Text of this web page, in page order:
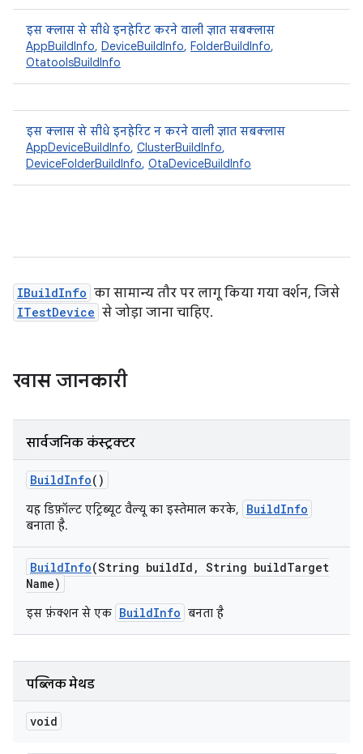
इस क्लास से सीधे इनहेरिट करने वाली ज्ञात सबक्लास
AppBuildInfo, DeviceBuildInfo, FolderBuildInfo,
OtatoolsBuildInfo
इस क्लास से सीधे इनहेरिट न करने वाली ज्ञात सबक्लास
AppDeviceBuildInfo, ClusterBuildInfo,
DeviceFolderBuildInfo, OtaDeviceBuildInfo
IBuildInfo का सामान्य तौर पर लागू किया गया वर्शन, जिसे
ITestDevice से जोड़ा जाना चाहिए.
खास जानकारी
सार्वजनिक कंस्ट्रक्टर
BuildInfo()
यह डिफ़ॉल्ट एट्रिब्यूट वैल्यू का इस्तेमाल करके, BuildInfo
बनाता है.
BuildInfo(String buildId , String buildTarget
Name)
इस फ़ंक्शन से एक BuildInfo बनता है
पब्लिक मेथड
void